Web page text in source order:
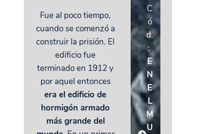
Fue al poco tiempo,
cuando se comenzó a
construir la prisión. El
edificio fue
terminado en 1912 y
por aquel entonces
era el edificio de
hormigón armado
más grande del
C
ó
d.
:
E
N
E
L
M
U